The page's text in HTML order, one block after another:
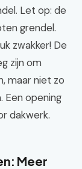
Let op: de
grendel.
zwakker! De
zijn om
maar niet zo
Een opening
dakwerk.
Meer